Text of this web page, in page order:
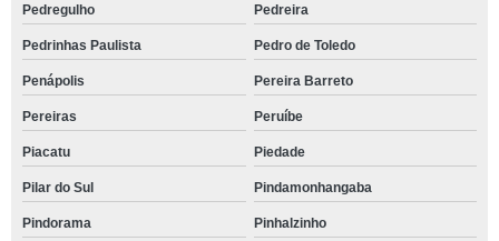
Pedregulho Pedreira
Pedrinhas Paulista Pedro de Toledo
Penápolis Pereira Barreto
Pereiras Peruíbe
Piacatu Piedade
Pilar do Sul Pindamonhangaba
Pindorama Pinhalzinho